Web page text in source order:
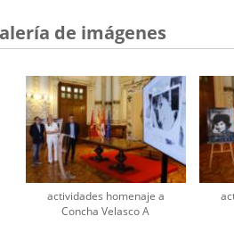
de imágenes
actividades homenaje a
Concha Velasco A